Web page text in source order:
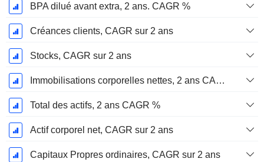
BPA dilué avant extra, 2 ans. CAGR %
Créances clients, CAGR sur 2 ans
Stocks, CAGR sur 2 ans
Immobilisations corporelles nettes, 2 ans CAGR %
Total des actifs, 2 ans CAGR %
Actif corporel net, CAGR sur 2 ans
Capitaux Propres ordinaires, CAGR sur 2 ans